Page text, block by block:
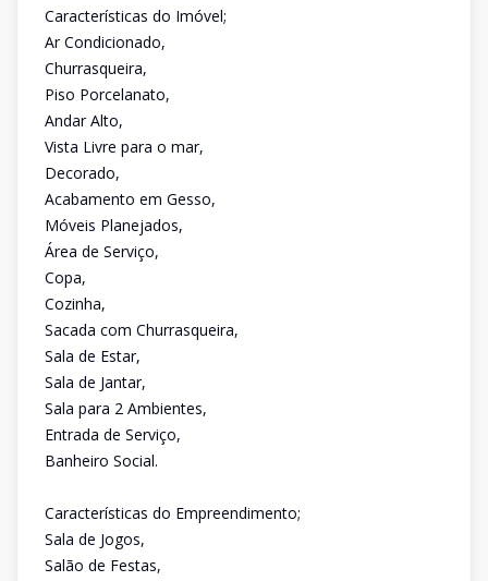
Características do Imóvel;
Ar Condicionado,
Churrasqueira,
Piso Porcelanato,
Andar Alto,
Vista Livre para o mar,
Decorado,
Acabamento em Gesso,
Móveis Planejados,
Área de Serviço,
Copa,
Cozinha,
Sacada com Churrasqueira,
Sala de Estar,
Sala de Jantar,
Sala para 2 Ambientes,
Entrada de Serviço,
Banheiro Social.
Características do Empreendimento;
Sala de Jogos,
Salão de Festas,